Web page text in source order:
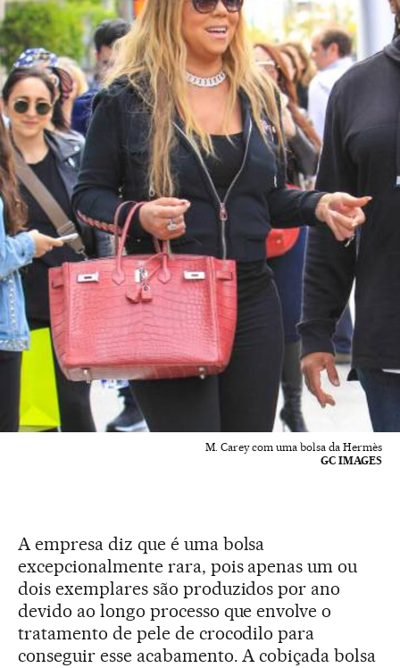
M. Carey com uma bolsa da Hermès
GC IMAGES
A empresa diz que é uma bolsa
excepcionalmente rara, pois apenas um ou
dois exemplares são produzidos por ano
devido ao longo processo que envolve o
tratamento de pele de crocodilo para
conseguir esse acabamento. A cobiçada bolsa